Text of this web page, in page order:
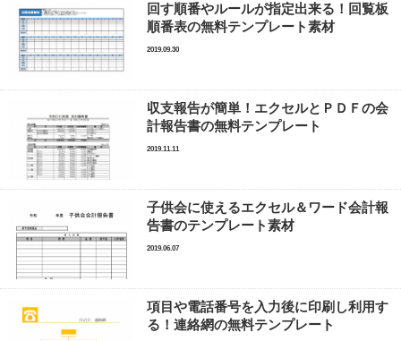
回す順番やルールが指定出来る！回覧板
順番表の無料テンプレート素材
2019.09.30
収支報告が簡単！エクセルとＰＤＦの会
計報告書の無料テンプレート
2019.11.11
子供会に使えるエクセル＆ワード会計報
告書のテンプレート素材
2019.06.07
項目や電話番号を入力後に印刷し利用す
る！連絡網の無料テンプレート